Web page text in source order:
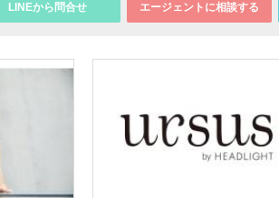
LINEから問合せ エージェントに相談する